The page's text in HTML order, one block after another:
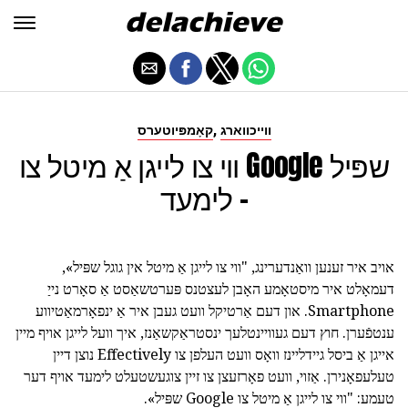
קאָמפּיוטערס, ווייכווארג
ווי צו לייגן אַ מיטל צו Google שפּיל
- לימעד
אויב איר זענען וואַנדערינג, "ווי צו לייגן אַ מיטל אין גוגל שפּיל»,
דעמאָלט איר מיסטאָמע האָבן לעצטנס פּערטשאַסט אַ סאָרט נייַ
Smartphone. און דעם אַרטיקל וועט געבן איר אַ ינפאָרמאַטיווע
ענטפֿערן. חוץ דעם געוויינטלעך ינסטראַקשאַנז, איך וועל לייגן אויף מיין
אייגן אַ ביסל גיידליינז וואָס וועט העלפן צו Effectively נוצן דיין
טעלעפאָנירן. אַזוי, וועט פאָרזעצן צו זיין צוגעשטעלט לימעד אויף דער
טעמע: "ווי צו לייגן אַ מיטל צו Google שפּיל».